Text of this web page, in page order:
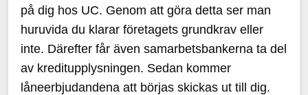
på dig hos UC. Genom att göra detta ser man
huruvida du klarar företagets grundkrav eller
inte. Därefter får även samarbetsbankerna ta del
av kreditupplysningen. Sedan kommer
låneerbjudandena att börjas skickas ut till dig.